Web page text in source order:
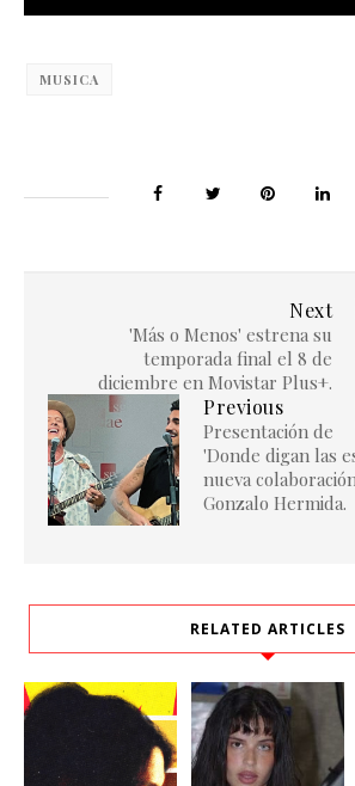
MUSICA
Next
'Más o Menos' estrena su
temporada final el 8 de
diciembre en Movistar Plus+.
Previous
Presentación de
'Donde digan las
nueva
Gonzalo Hermida.
RELATED ARTICLES